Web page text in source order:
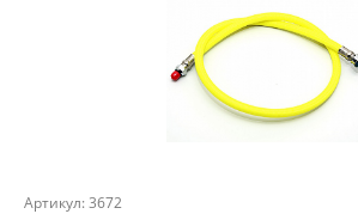
Артикул: 3672